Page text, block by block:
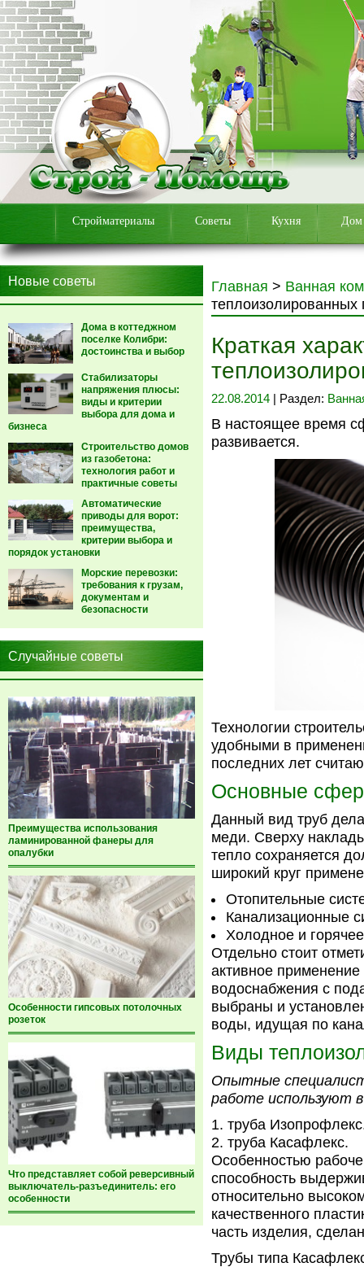
Стройматериалы Советы Кухня Дом
Новые советы
Дома в коттеджном
поселке Колибри:
достоинства и выбор
Стабилизаторы
напряжения плюсы:
виды и критерии
выбора для дома и
бизнеса
Строительство домов
из газобетона:
технология работ и
практичные советы
Автоматические
приводы для ворот:
преимущества,
критерии выбора и
порядок установки
Морские перевозки:
требования к грузам,
документам и
безопасности
Случайные советы
Преимущества использования
ламинированной фанеры для
опалубки
Особенности гипсовых потолочных
розеток
Что представляет собой реверсивный
выключатель-разъединитель: его
особенности
Главная > Ванная
теплоизолированных
Краткая
22.08.2014 | Раздел:
В настоящее время
развивается.
Технологии
удобными в
последних лет
Основные
Данный вид труб
меди. Сверху
тепло сохраняется
широкий круг
Отопительные
Канализационные
Холодное и
Отдельно стоит
активное
водоснабжения с
выбраны и
воды, идущая по
Виды
Опытные
работе используют
труба
труба Касафлекс.
Особенностью
способность
относительно
качественного
часть изделия,
Трубы типа